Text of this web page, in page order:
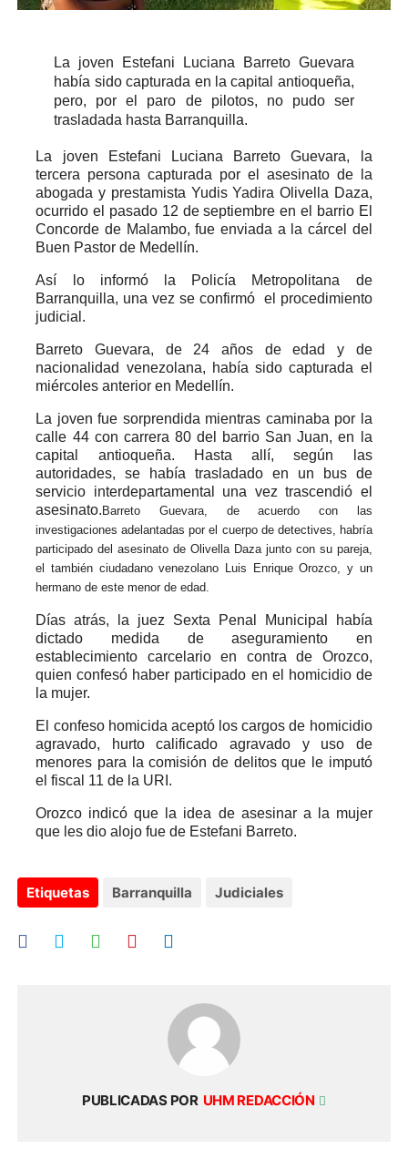
La joven Estefani Luciana Barreto Guevara
había sido capturada en la capital antioqueña,
pero, por el paro de pilotos, no pudo ser
trasladada hasta Barranquilla.
La joven Estefani Luciana Barreto Guevara, la
tercera persona capturada por el asesinato de la
abogada y prestamista Yudis Yadira Olivella Daza,
ocurrido el pasado 12 de septiembre en el barrio El
Concorde de Malambo, fue enviada a la cárcel del
Buen Pastor de Medellín.
Así lo informó la Policía Metropolitana de
Barranquilla, una vez se confirmó el procedimiento
judicial.
Barreto Guevara, de 24 años de edad y de
nacionalidad venezolana, había sido capturada el
miércoles anterior en Medellín.
La joven fue sorprendida mientras caminaba por la
calle 44 con carrera 80 del barrio San Juan, en la
capital antioqueña. Hasta allí, según las
autoridades, se había trasladado en un bus de
servicio interdepartamental una vez trascendió el
asesinato. Barreto Guevara, de acuerdo con las
investigaciones adelantadas por el cuerpo de detectives, habría
participado del asesinato de Olivella Daza junto con su pareja,
el también ciudadano venezolano Luis Enrique Orozco, y un
hermano de este menor de edad.
Días atrás, la juez Sexta Penal Municipal había
dictado medida de aseguramiento en
establecimiento carcelario en contra de Orozco,
quien confesó haber participado en el homicidio de
la mujer.
El confeso homicida aceptó los cargos de homicidio
agravado, hurto calificado agravado y uso de
menores para la comisión de delitos que le imputó
el fiscal 11 de la URI.
Orozco indicó que la idea de asesinar a la mujer
que les dio alojo fue de Estefani Barreto.
Etiquetas Barranquilla Judiciales
PUBLICADAS POR UHM REDACCIÓN